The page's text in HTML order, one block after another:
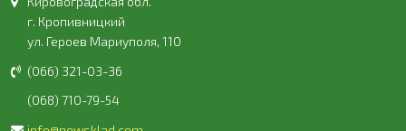
г. Кропивницкий
ул. Героев Мариуполя, 110
(066) 321-03-36
(068) 710-79-54